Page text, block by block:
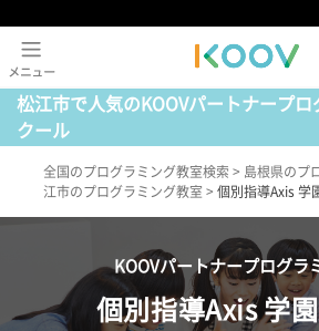
松江市で人気のKOOVパートナープロ
クール
全国のプログラミング教室検索 > 島根県のプ
江市のプログラミング教室 > 個別指導Axis 学
KOOVパートナープログラ
個別指導Axis 学